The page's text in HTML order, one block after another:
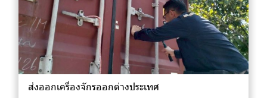
ส่งออกเครื่องจักรออกต่างประเทศ